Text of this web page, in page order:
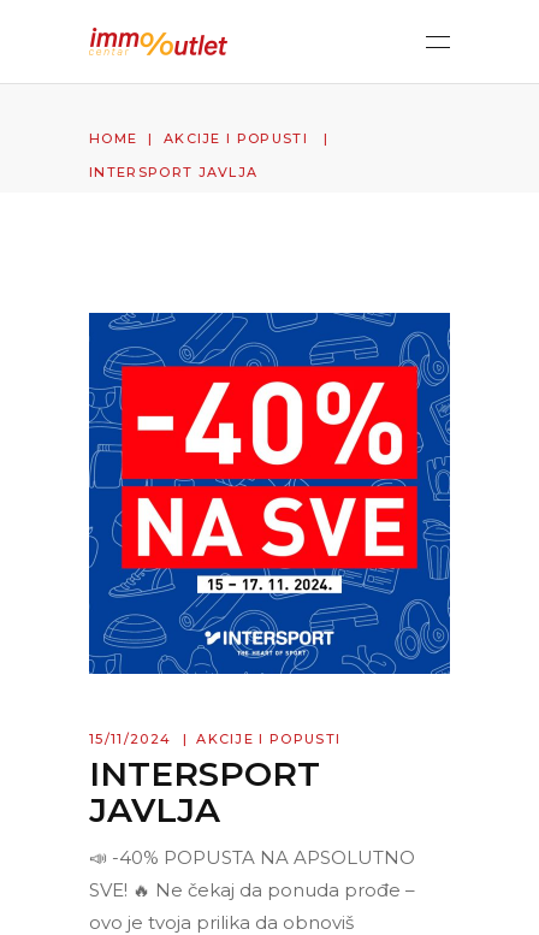
HOME | AKCIJE I POPUSTI |
INTERSPORT JAVLJA
15/11/2024 AKCIJE I POPUSTI
INTERSPORT
JAVLJA
📣 -40% POPUSTA NA APSOLUTNO
SVE! 🔥 Ne čekaj da ponuda prođe –
ovo je tvoja prilika da obnoviš